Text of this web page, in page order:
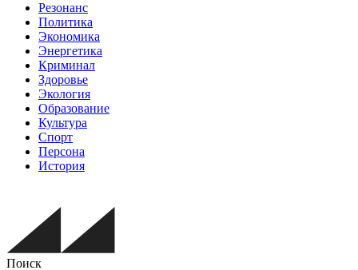
Резонанс
Политика
Экономика
Энергетика
Криминал
Здоровье
Экология
Образование
Культура
Спорт
Персона
История
Поиск